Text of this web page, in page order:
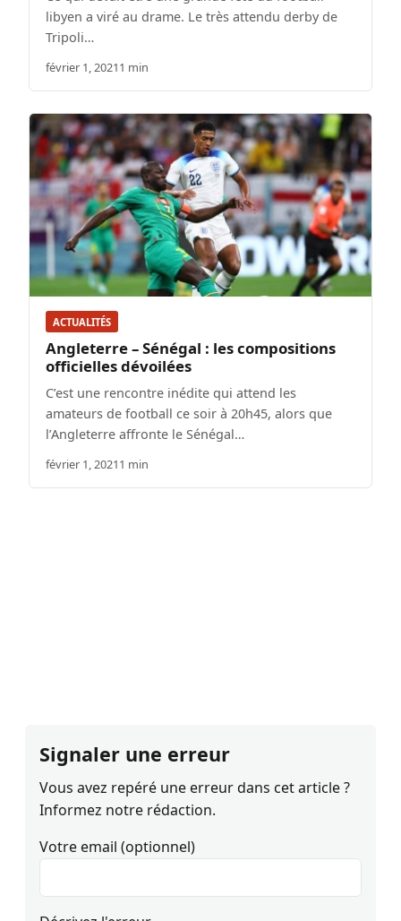
libyen a viré au drame. Le très attendu derby de
Tripoli…
février 1, 20211 min
ACTUALITÉS
Angleterre – Sénégal : les compositions
officielles dévoilées
C’est une rencontre inédite qui attend les
amateurs de football ce soir à 20h45, alors que
l’Angleterre affronte le Sénégal…
février 1, 20211 min
Signaler une erreur
Vous avez repéré une erreur dans cet article ?
Informez notre rédaction.
Votre email (optionnel)